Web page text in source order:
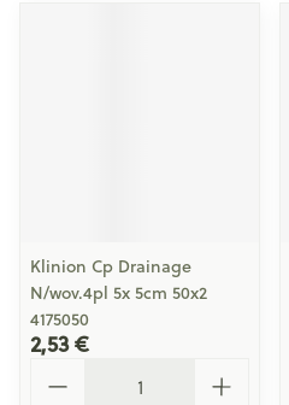
Klinion Cp Drainage
N/wov.4pl 5x 5cm 50x2
4175050
2,53 €